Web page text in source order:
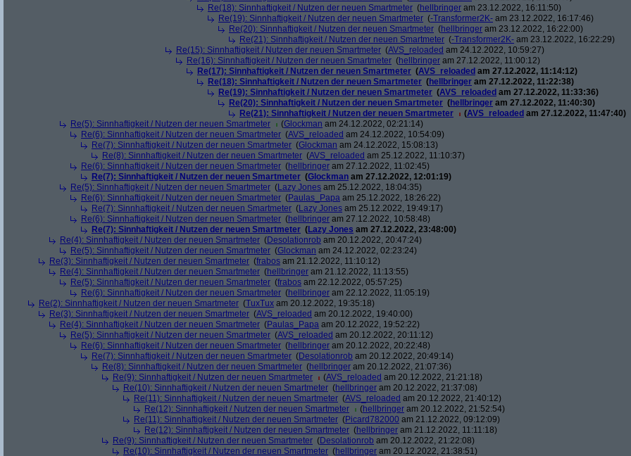
Re(18): Sinnhaftigkeit / Nutzen der neuen Smartmeter (hellbringer am 23.12.2022, 16:11:50)
Re(19): Sinnhaftigkeit / Nutzen der neuen Smartmeter (-Transformer2K- am 23.12.2022, 16:17:46)
Re(20): Sinnhaftigkeit / Nutzen der neuen Smartmeter (hellbringer am 23.12.2022, 16:22:00)
Re(21): Sinnhaftigkeit / Nutzen der neuen Smartmeter (-Transformer2K- am 23.12.2022, 16:22:29)
Re(15): Sinnhaftigkeit / Nutzen der neuen Smartmeter (AVS_reloaded am 24.12.2022, 10:59:27)
Re(16): Sinnhaftigkeit / Nutzen der neuen Smartmeter (hellbringer am 27.12.2022, 11:00:12)
Re(17): Sinnhaftigkeit / Nutzen der neuen Smartmeter (AVS_reloaded am 27.12.2022, 11:14:12)
Re(18): Sinnhaftigkeit / Nutzen der neuen Smartmeter (hellbringer am 27.12.2022, 11:22:38)
Re(19): Sinnhaftigkeit / Nutzen der neuen Smartmeter (AVS_reloaded am 27.12.2022, 11:33:36)
Re(20): Sinnhaftigkeit / Nutzen der neuen Smartmeter (hellbringer am 27.12.2022, 11:40:30)
Re(21): Sinnhaftigkeit / Nutzen der neuen Smartmeter
(AVS_reloaded am 27.12.2022, 11:47:40)
Re(5): Sinnhaftigkeit / Nutzen der neuen Smartmeter
(Glockman am 24.12.2022, 02:21:14)
Re(6): Sinnhaftigkeit / Nutzen der neuen Smartmeter (AVS_reloaded am 24.12.2022, 10:54:09)
Re(7): Sinnhaftigkeit / Nutzen der neuen Smartmeter (Glockman am 24.12.2022, 15:08:13)
Re(8): Sinnhaftigkeit / Nutzen der neuen Smartmeter (AVS_reloaded am 25.12.2022, 11:10:37)
Re(6): Sinnhaftigkeit / Nutzen der neuen Smartmeter (hellbringer am 27.12.2022, 11:02:45)
Re(7): Sinnhaftigkeit / Nutzen der neuen Smartmeter (Glockman am 27.12.2022, 12:01:19)
Re(5): Sinnhaftigkeit / Nutzen der neuen Smartmeter (Lazy Jones am 25.12.2022, 18:04:35)
Re(6): Sinnhaftigkeit / Nutzen der neuen Smartmeter (Paulas_Papa am 25.12.2022, 18:26:22)
Re(7): Sinnhaftigkeit / Nutzen der neuen Smartmeter (Lazy Jones am 25.12.2022, 19:49:17)
Re(6): Sinnhaftigkeit / Nutzen der neuen Smartmeter (hellbringer am 27.12.2022, 10:58:48)
Re(7): Sinnhaftigkeit / Nutzen der neuen Smartmeter (Lazy Jones am 27.12.2022, 23:48:00)
Re(4): Sinnhaftigkeit / Nutzen der neuen Smartmeter (Desolationrob am 20.12.2022, 20:47:24)
Re(5): Sinnhaftigkeit / Nutzen der neuen Smartmeter (Glockman am 24.12.2022, 02:23:24)
Re(3): Sinnhaftigkeit / Nutzen der neuen Smartmeter (frabos am 21.12.2022, 11:10:12)
Re(4): Sinnhaftigkeit / Nutzen der neuen Smartmeter (hellbringer am 21.12.2022, 11:13:55)
Re(5): Sinnhaftigkeit / Nutzen der neuen Smartmeter (frabos am 22.12.2022, 05:57:25)
Re(6): Sinnhaftigkeit / Nutzen der neuen Smartmeter (hellbringer am 22.12.2022, 11:05:19)
Re(2): Sinnhaftigkeit / Nutzen der neuen Smartmeter (TuxTux am 20.12.2022, 19:35:18)
Re(3): Sinnhaftigkeit / Nutzen der neuen Smartmeter (AVS_reloaded am 20.12.2022, 19:40:00)
Re(4): Sinnhaftigkeit / Nutzen der neuen Smartmeter (Paulas_Papa am 20.12.2022, 19:52:22)
Re(5): Sinnhaftigkeit / Nutzen der neuen Smartmeter (AVS_reloaded am 20.12.2022, 20:11:12)
Re(6): Sinnhaftigkeit / Nutzen der neuen Smartmeter (hellbringer am 20.12.2022, 20:22:48)
Re(7): Sinnhaftigkeit / Nutzen der neuen Smartmeter (Desolationrob am 20.12.2022, 20:49:14)
Re(8): Sinnhaftigkeit / Nutzen der neuen Smartmeter (hellbringer am 20.12.2022, 21:07:36)
Re(9): Sinnhaftigkeit / Nutzen der neuen Smartmeter
(AVS_reloaded am 20.12.2022, 21:21:18)
Re(10): Sinnhaftigkeit / Nutzen der neuen Smartmeter (hellbringer am 20.12.2022, 21:37:08)
Re(11): Sinnhaftigkeit / Nutzen der neuen Smartmeter (AVS_reloaded am 20.12.2022, 21:40:12)
Re(12): Sinnhaftigkeit / Nutzen der neuen Smartmeter
(hellbringer am 20.12.2022, 21:52:54)
Re(11): Sinnhaftigkeit / Nutzen der neuen Smartmeter (Picard782000 am 21.12.2022, 09:12:09)
Re(12): Sinnhaftigkeit / Nutzen der neuen Smartmeter (hellbringer am 21.12.2022, 11:11:18)
Re(9): Sinnhaftigkeit / Nutzen der neuen Smartmeter (Desolationrob am 20.12.2022, 21:22:08)
Re(10): Sinnhaftigkeit / Nutzen der neuen Smartmeter (hellbringer am 20.12.2022, 21:38:51)